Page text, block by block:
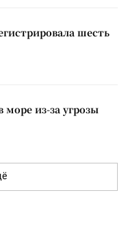
шесть
из-за угрозы